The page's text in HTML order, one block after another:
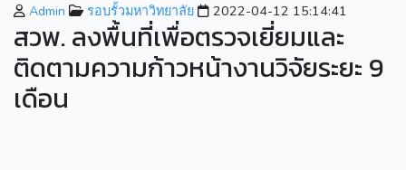
Admin รอบรั้วมหาวิทยาลัย 2022-04-12 15:14:41
สวพ. ลงพื้นที่เพื่อตรวจเยี่ยมและ
ติดตามความก้าวหน้างานวิจัยระยะ 9
เดือน